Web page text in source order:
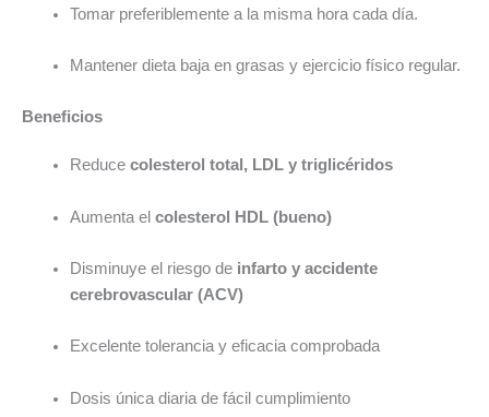
Tomar preferiblemente a la misma hora cada día.
Mantener dieta baja en grasas y ejercicio físico regular.
Beneficios
Reduce colesterol total, LDL y triglicéridos
Aumenta el colesterol HDL (bueno)
Disminuye el riesgo de infarto y accidente
cerebrovascular (ACV)
Excelente tolerancia y eficacia comprobada
Dosis única diaria de fácil cumplimiento